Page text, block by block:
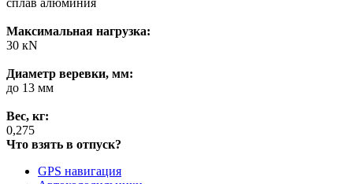
сплав алюминия
Максимальная нагрузка:
30 кN
Диаметр веревки, мм:
до 13 мм
Вес, кг:
0,275
Что взять в отпуск?
GPS навигация